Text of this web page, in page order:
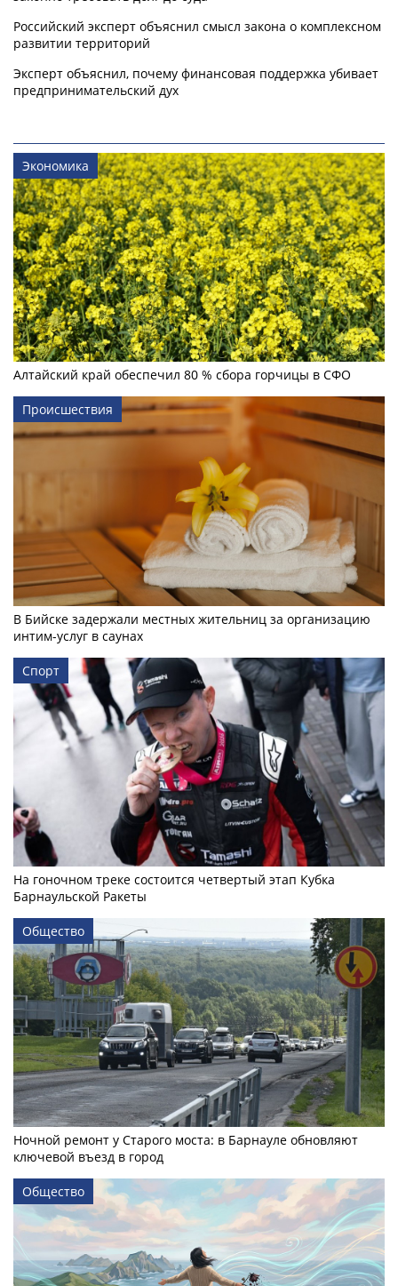
Российский эксперт объяснил смысл закона о комплексном
развитии территорий
Эксперт объяснил, почему финансовая поддержка убивает
предпринимательский дух
Экономика
Алтайский край обеспечил 80 % сбора горчицы в СФО
Происшествия
В Бийске задержали местных жительниц за организацию
интим-услуг в саунах
Спорт
На гоночном треке состоится четвертый этап Кубка
Барнаульской Ракеты
Общество
Ночной ремонт у Старого моста: в Барнауле обновляют
ключевой въезд в город
Общество